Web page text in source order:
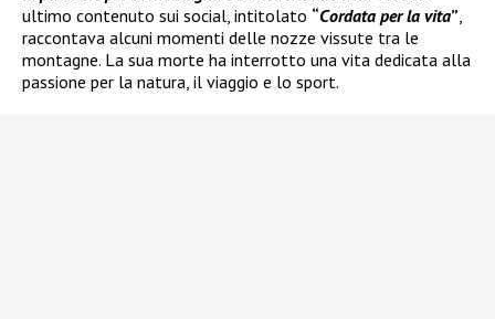
ultimo contenuto sui social, intitolato “Cordata per la vita”,
raccontava alcuni momenti delle nozze vissute tra le
montagne. La sua morte ha interrotto una vita dedicata alla
passione per la natura, il viaggio e lo sport.